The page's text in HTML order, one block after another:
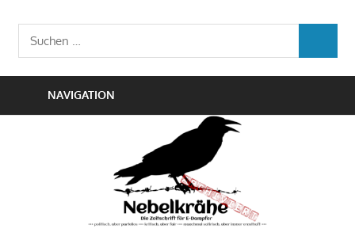
Inhalt
springen
Die
Zeitschrift
Suchen
nach:
NAVIGATION